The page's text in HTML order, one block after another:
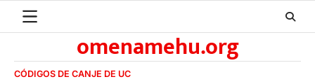
omenamehu.org
CÓDIGOS DE CANJE DE UC